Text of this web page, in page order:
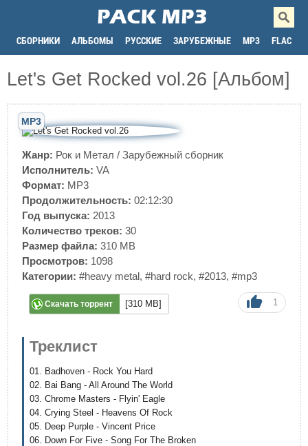
СБОРНИКИ АЛЬБОМЫ РУССКИЕ ЗАРУБЕЖНЫЕ MP3 FLAC
Let's Get Rocked vol.26 [Альбом]
MP3
Жанр: Рок и Метал / Зарубежный сборник
Исполнитель: VA
Формат: MP3
Продолжительность: 02:12:30
Год выпуска: 2013
Количество треков: 30
Размер файла: 310 MB
Просмотров: 1098
Категории: #heavy metal, #hard rock, #2013, #mp3
Скачать торрент [310 MB] 1
Треклист
01. Badhoven - Rock You Hard
02. Bai Bang - All Around The World
03. Chrome Masters - Flyin' Eagle
04. Crying Steel - Heavens Of Rock
05. Deep Purple - Vincent Price
06. Down For Five - Song For The Broken